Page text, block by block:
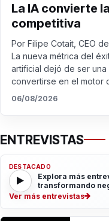
La IA convierte
competitiva
Por Filipe Cotait, CEO
La nueva métrica del
artificial dejó de ser
convertirse en el motor
06/08/2026
ENTREVISTAS
DESTACADO
Explora más
transformando
Ver más entrevistas